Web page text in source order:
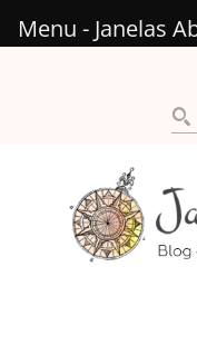
Menu - Janelas